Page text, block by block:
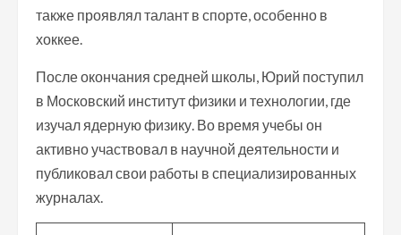
также проявлял талант в спорте, особенно в
хоккее.
После окончания средней школы, Юрий поступил
в Московский институт физики и технологии, где
изучал ядерную физику. Во время учебы он
активно участвовал в научной деятельности и
публиковал свои работы в специализированных
журналах.